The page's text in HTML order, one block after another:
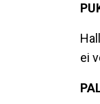
ei